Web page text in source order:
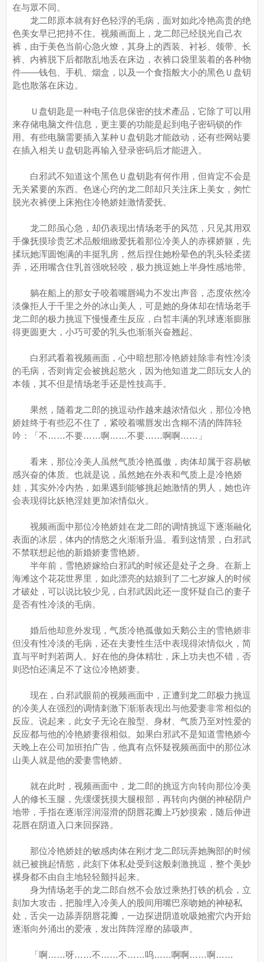
在与眾不同。
龙二郎原本就有好色轻浮的毛病，面对如此冷艳高贵的绝
色美女早已把持不住。视频画面上，龙二郎已经脱光自己衣
裤，由于美色当前心急火燎，其身上的西装、衬衫、领带、长
裤、内裤脱下后都散乱地丢在床边，衣裤口袋里装着的各种物
件——钱包、手机、烟盒，以及一个食指般大小的黑色Ｕ盘钥
匙也散落在床边。
Ｕ盘钥匙是一种电子信息保密的技术產品，它除了可以用
来存储电脑文件信息，更主要的功能是起到电子密码锁的作
用。有些电脑需要插入某种Ｕ盘钥匙才能啟动，还有些网站要
在插入相关Ｕ盘钥匙再输入登录密码后才能进入。
白邪武不知道这个黑色Ｕ盘钥匙有何作用，但肯定不会是
无关紧要的东西。色迷心窍的龙二郎却只关注床上美女，匆忙
脱光衣裤便上床抱住冷艳娇娃激情爱抚。
龙二郎虽心急，却仍表现出情场老手的风范，只见其用双
手像抚摸珍贵艺术品般细緻爱抚着那位冷美人的赤裸娇躯，先
揉玩她浑圆饱满的丰挺乳房，然后捏住她粉晕色的乳头轻柔搓
弄，还用嘴含住乳首强吮轻咬，极力挑逗她上半身性感地带。
躺在船上的那女子咬着嘴唇竭力不发出声音，态度依然冷
淡像拒人于千里之外的冰山美人，可是她的身体却在情场老手
龙二郎的极力挑逗下慢慢產生反应，白皙丰满的乳球逐渐膨胀
得更圆更大，小巧可爱的乳头也渐渐兴奋翘起。
白邪武看着视频画面，心中暗想那冷艳娇娃除非有性冷淡
的毛病，否则肯定会被挑起慾火，因为他知道龙二郎玩女人的
本领，其不但是情场老手还是性技高手。
果然，随着龙二郎的挑逗动作越来越浓情似火，那位冷艳
娇娃终于有些忍不住了，紧咬着嘴唇发出含糊不清的阵阵轻
吟：「不……不要……啊……不要……啊啊……」
看来，那位冷美人虽然气质冷艳孤傲，肉体却属于容易敏
感兴奋的体质。也就是说，虽然她在外表和气质上是冷艳娇
娃，其实外冷内热，如果遇到能够挑起她激情的男人，她也许
会表现得比妖艳淫娃更加浓情似火。
视频画面中那位冷艳娇娃在龙二郎的调情挑逗下逐渐融化
表面的冰层，体内的情慾之火渐渐升温。看到这情景，白邪武
不禁联想起他的新婚娇妻雪艳娇。
半年前，雪艳娇嫁给白邪武的时候还是处子之身。在新上
海滩这个花花世界里，如此漂亮的姑娘到了二七岁嫁人的时候
才破处，可以说比较少见，白邪武因此还一度怀疑自己的妻子
是否有性冷淡的毛病。
婚后他却意外发现，气质冷艳孤傲如天鹅公主的雪艳娇非
但没有性冷淡的毛病，还在夫妻性生活中表现得浓情似火，简
直与平时判若两人。好在他的身体精壮，床上功夫也不错，否
则恐怕还满足不了这位冷艳娇妻。
现在，白邪武眼前的视频画面中，正遭到龙二郎极力挑逗
的冷美人在强烈的调情刺激下渐渐表现出与他爱妻非常相似的
反应。说起来，此女子无论在脸型、身材、气质乃至对性爱的
反应都与他的冷艳娇妻很相似。如果白邪武不是知道雪艳娇今
天晚上在公司加班拍广告，他真有点怀疑视频画面中的那位冰
山美人就是他的爱妻雪艳娇。
就在此时，视频画面中，龙二郎的挑逗方向转向那位冷美
人的修长玉腿，先缓缓抚摸大腿根部，再转向内侧的神秘阴户
地带，手指在逐渐淫润湿滑的阴唇花瓣上巧妙摸索，随后伸进
花唇在阴道入口来回探路。
那位冷艳娇娃的敏感肉体在刚才龙二郎玩弄她胸部的时候
就已被挑起情慾，此刻下体私处受到这般刺激挑逗，整个美妙
裸身都不由自主地轻轻颤抖起来。
身为情场老手的龙二郎自然不会放过乘热打铁的机会，立
刻加大攻击，把脸埋入冷美人的股间用嘴巴亲吻她的神秘私
处，舌尖一边舔弄阴唇花瓣，一边探进阴道吮吸她蜜穴内开始
逐渐向外涌出的爱液，发出阵阵淫靡的舔吸声。
「啊……呀……不……不……呜……啊啊……啊……